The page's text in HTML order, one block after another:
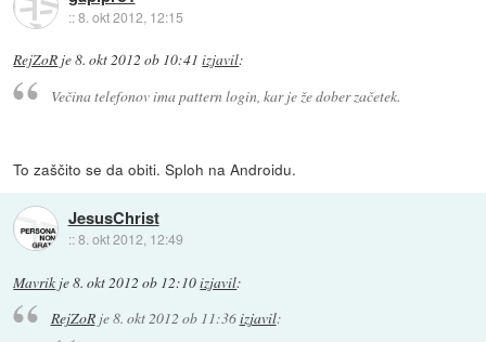
::8. okt 2012, 12:15
RejZoR je8. okt 2012 ob 10:41 izjavil:
Večina telefonov ima pattern login, kar je že dober začetek.
To zaščito se da obiti. Sploh na Androidu.
JesusChrist
::8. okt 2012, 12:49
Mavrik je8. okt 2012 ob 12:10izjavil:
RejZoRje8. okt 2012 ob 11:36izjavil: